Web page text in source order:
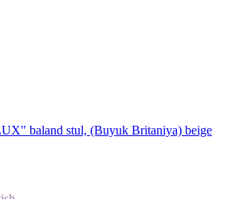
baland stul, (Buyuk Britaniya) beige